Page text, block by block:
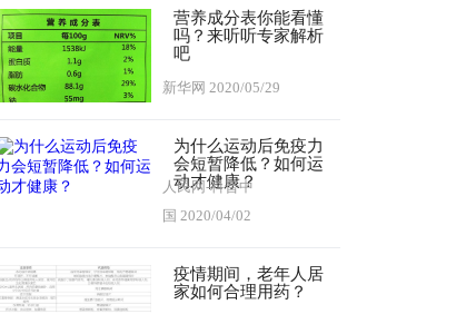
营养成分表你能看懂
吗？来听听专家解析
吧
新华网 2020/05/29
为什么运动后免疫力
会短暂降低？如何运
动才健康？
人民网-科普中
国 2020/04/02
疫情期间，老年人居
家如何合理用药？